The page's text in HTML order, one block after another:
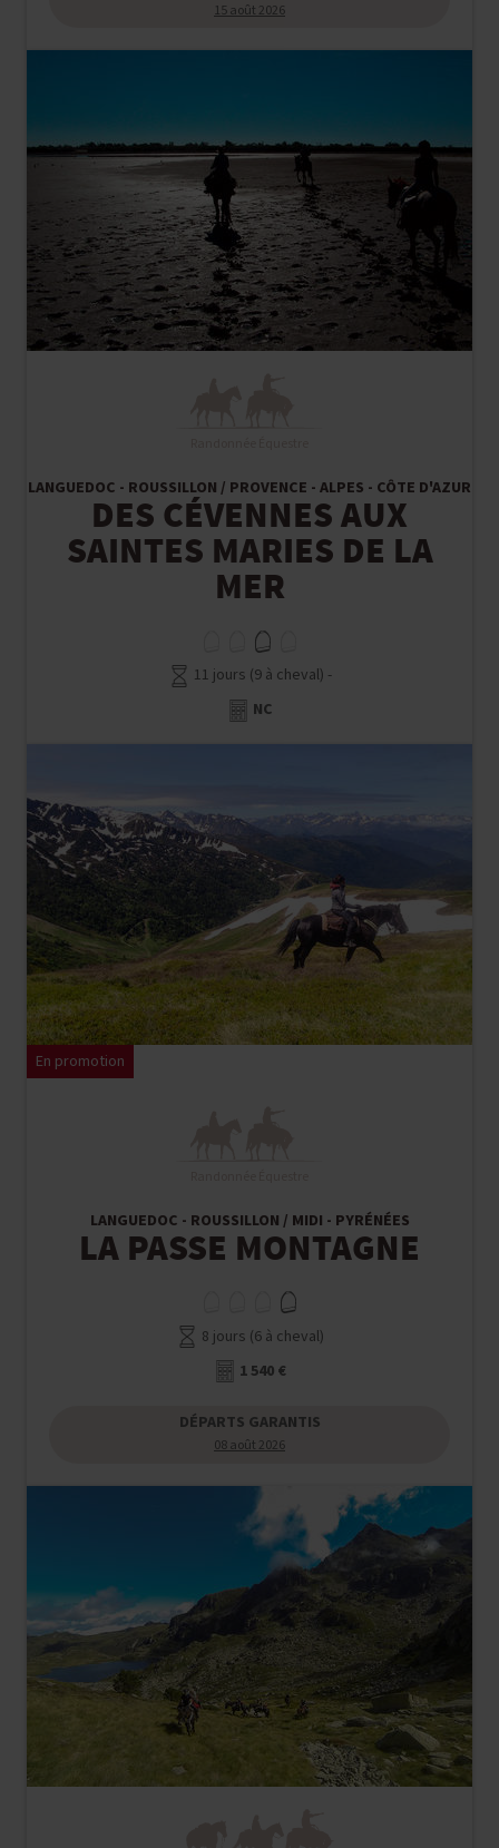
15 août 2026
LANGUEDOC - ROUSSILLON / PROVENCE - ALPES - CÔTE D'AZUR
DES CÉVENNES AUX
SAINTES MARIES DE LA
MER
11 jours (9 à cheval) -
NC
En promotion
LANGUEDOC - ROUSSILLON / MIDI - PYRÉNÉES
LA PASSE MONTAGNE
8 jours (6 à cheval)
1 540 €
DÉPARTS GARANTIS
08 août 2026